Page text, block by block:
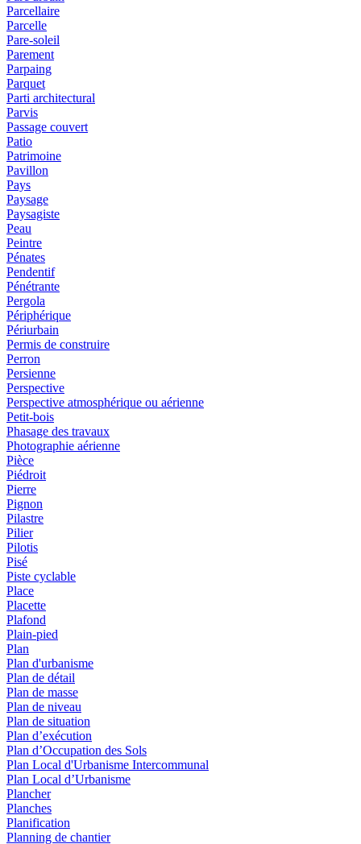
Parcellaire
Parcelle
Pare-soleil
Parement
Parpaing
Parquet
Parti architectural
Parvis
Passage couvert
Patio
Patrimoine
Pavillon
Pays
Paysage
Paysagiste
Peau
Peintre
Pénates
Pendentif
Pénétrante
Pergola
Périphérique
Périurbain
Permis de construire
Perron
Persienne
Perspective
Perspective atmosphérique ou aérienne
Petit-bois
Phasage des travaux
Photographie aérienne
Pièce
Piédroit
Pierre
Pignon
Pilastre
Pilier
Pilotis
Pisé
Piste cyclable
Place
Placette
Plafond
Plain-pied
Plan
Plan d'urbanisme
Plan de détail
Plan de masse
Plan de niveau
Plan de situation
Plan d’exécution
Plan d’Occupation des Sols
Plan Local d'Urbanisme Intercommunal
Plan Local d’Urbanisme
Plancher
Planches
Planification
Planning de chantier